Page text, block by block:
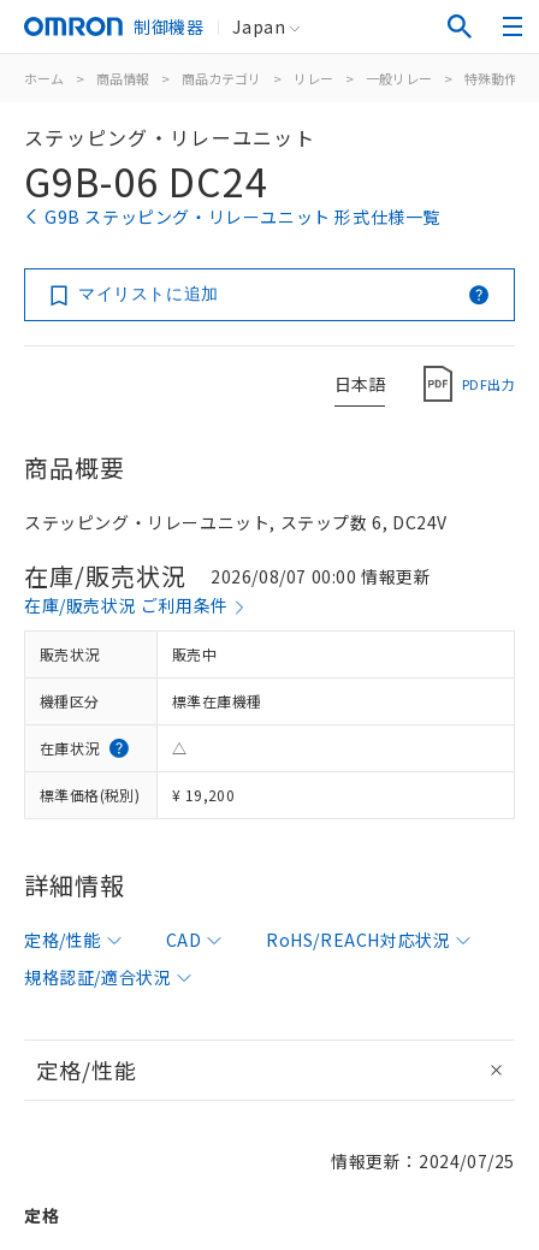
制御機器 Japan
ホーム > 商品情報 > 商品カテゴリ > リレー > 一般リレー > 特殊動作用
ステッピング・リレーユニット
G9B-06 DC24
G9B ステッピング・リレーユニット 形式仕様一覧
マイリストに追加
日本語 PDF出力
商品概要
ステッピング・リレーユニット, ステップ数 6, DC24V
在庫/販売状況
2026/08/07 00:00 情報更新
在庫/販売状況 ご利用条件
販売状況 販売中
機種区分 標準在庫機種
在庫状況 △
標準価格(税別) ¥ 19,200
詳細情報
定格/性能 CAD
RoHS/REACH対応状況
規格認証/適合状況
定格/性能
情報更新：2024/07/25
定格